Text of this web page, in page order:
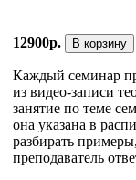
12900р. В корзину
Каждый семинар
из видео-записи
занятие по теме
она указана в
разбирать
преподаватель